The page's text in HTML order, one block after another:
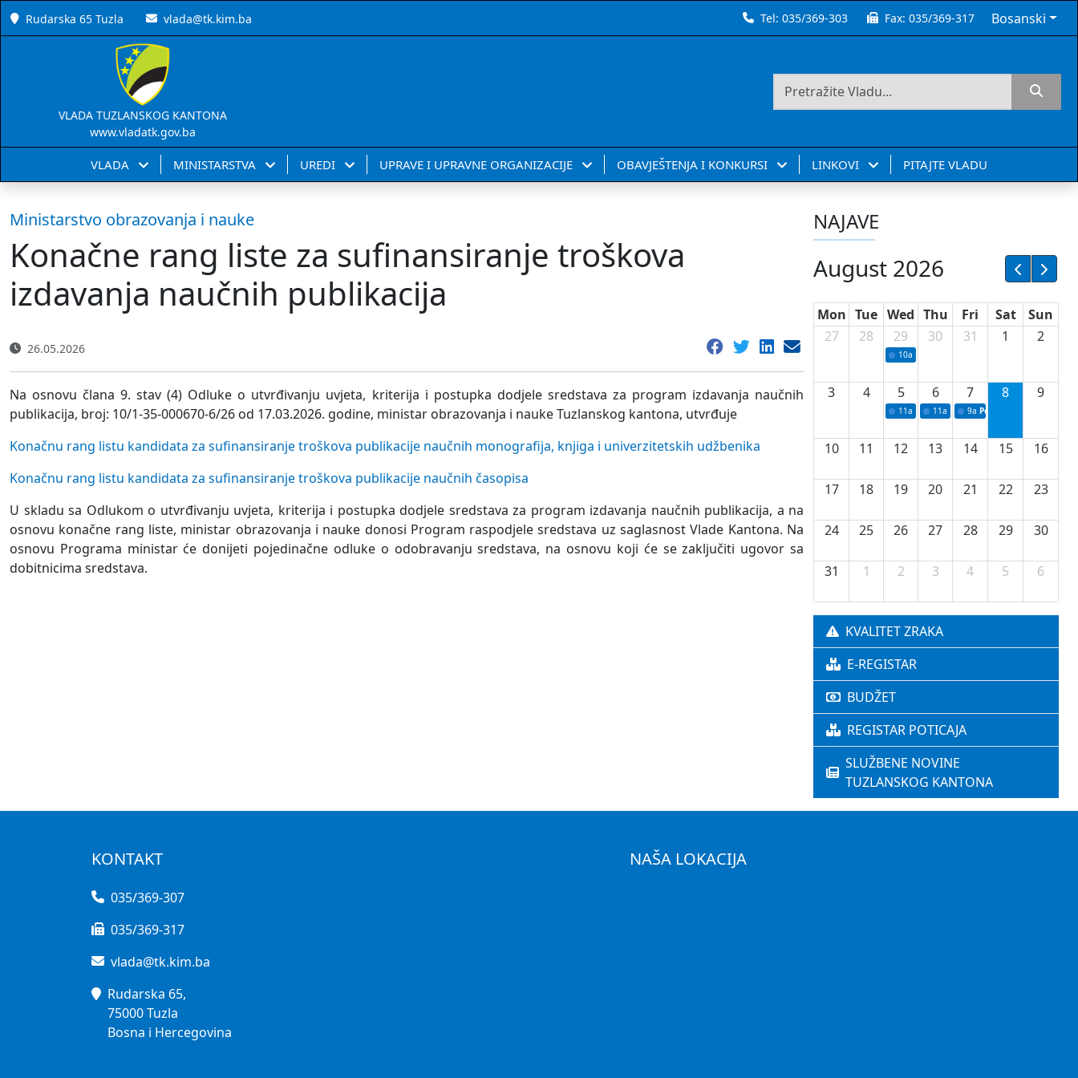
Rudarska 65 Tuzla vlada@tk.kim.ba Tel:035/369-303 Fax:035/369-317 Bosanski
VLADA TUZLANSKOG KANTONA
www.vladatk.gov.ba
VLADA MINISTARSTVA UREDI UPRAVE I UPRAVNE ORGANIZACIJE OBAVJEŠTENJA I KONKURSI LINKOVI PITAJTE VLADU
Ministarstvo obrazovanja i nauke
Konačne rang liste za sufinansiranje troškova
izdavanja naučnih publikacija
26.05.2026
Na osnovu člana 9. stav (4) Odluke o utvrđivanju uvjeta, kriterija i postupka dodjele sredstava za program izdavanja naučnih
publikacija, broj: 10/1-35-000670-6/26 od 17.03.2026. godine, ministar obrazovanja i nauke Tuzlanskog kantona, utvrđuje
Konačnu rang listu kandidata za sufinansiranje troškova publikacije naučnih monografija, knjiga i univerzitetskih udžbenika
Konačnu rang listu kandidata za sufinansiranje troškova publikacije naučnih časopisa
U skladu sa Odlukom o utvrđivanju uvjeta, kriterija i postupka dodjele sredstava za program izdavanja naučnih publikacija, a na
osnovu konačne rang liste, ministar obrazovanja i nauke donosi Program raspodjele sredstava uz saglasnost Vlade Kantona. Na
osnovu Programa ministar će donijeti pojedinačne odluke o odobravanju sredstava, na osnovu koji će se zaključiti ugovor sa
dobitnicima sredstava.
NAJAVE
August 2026
Mon Tue Wed Thu Fri Sat
Sun
27
28 29
10a Potpisivanje ugovora sa neprofitnim
30 31 1 2
3 4 5
11a Potpisivanje ugovora o stipendijama
6
11a Podrška razvoju vodne
7
9a Početak izgradnje nove
8 9
10 11 12 13 14 15 16
17 18 19 20 21 22 23
24 25 26 27 28 29 30
31 1 2 3 4 5 6
KVALITET ZRAKA
E-REGISTAR
BUDŽET
REGISTAR POTICAJA
SLUŽBENE NOVINE
TUZLANSKOG KANTONA
KONTAKT
035/369-307
035/369-317
vlada@tk.kim.ba
Rudarska 65,
75000 Tuzla
Bosna i Hercegovina
NAŠA LOKACIJA